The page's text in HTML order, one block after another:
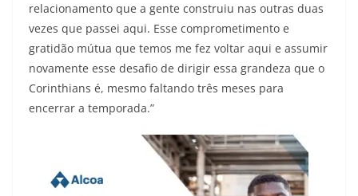
relacionamento que a gente construiu nas outras duas
vezes que passei aqui. Esse comprometimento e
gratidão mútua que temos me fez voltar aqui e assumir
novamente esse desafio de dirigir essa grandeza que o
Corinthians é, mesmo faltando três meses para
encerrar a temporada.”